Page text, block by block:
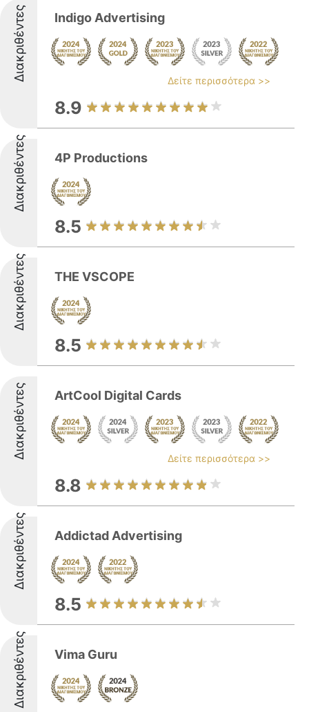
Διακριθέντες Indigo Advertising
Δείτε περισσότερα >>
8.9
Διακριθέντες 4P Productions
8.5
Διακριθέντες THE VSCOPE
8.5
Διακριθέντες ArtCool Digital Cards
Δείτε περισσότερα >>
8.8
Διακριθέντες Addictad Advertising
8.5
Διακριθέντες Vima Guru